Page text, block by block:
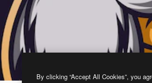
By clicking “Accept All Cookies”, you